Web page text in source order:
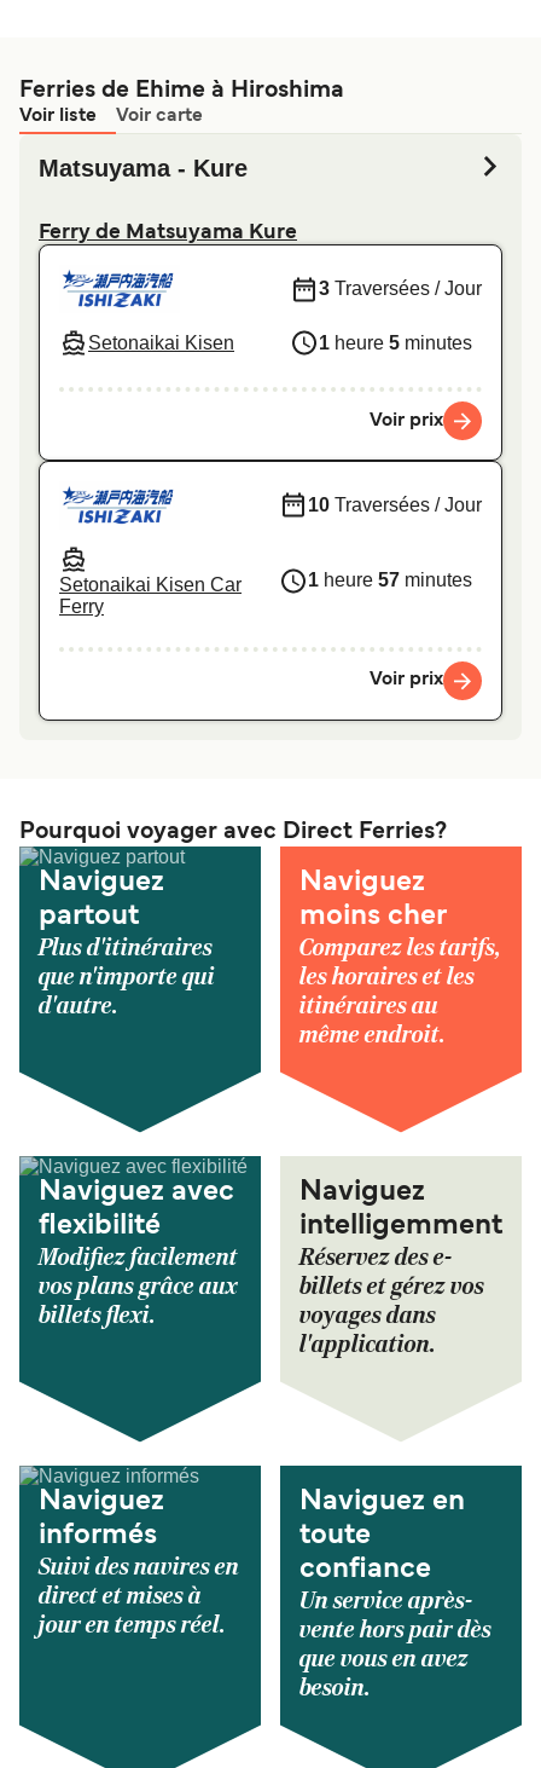
Ferries de Ehime à Hiroshima
Voir liste Voir carte
Matsuyama - Kure
Ferry de Matsuyama Kure
Setonaikai Kisen
3 Traversées / Jour
1 heure 5 minutes
Voir prix
Setonaikai Kisen Car
Ferry
10 Traversées / Jour
1 heure 57 minutes
Voir prix
Pourquoi voyager avec Direct Ferries?
Naviguez
partout
Plus d'itinéraires
que n'importe qui
d'autre.
Naviguez
moins cher
Comparez les tarifs,
les horaires et les
itinéraires au
même endroit.
Naviguez avec
flexibilité
Modifiez facilement
vos plans grâce aux
billets flexi.
Naviguez
intelligemment
Réservez des e-
billets et gérez vos
voyages dans
l'application.
Naviguez
informés
Suivi des navires en
direct et mises à
jour en temps réel.
Naviguez en
toute
confiance
Un service après-
vente hors pair dès
que vous en avez
besoin.